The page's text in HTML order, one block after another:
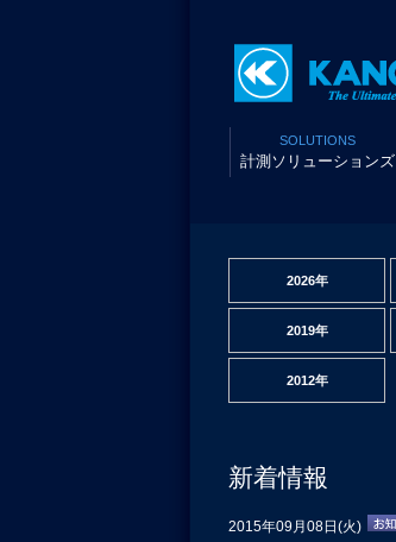
SOLUTIONS
計測ソリューションズ
2026年
2019年
2012年
新着情報
2015年09月08日(火)